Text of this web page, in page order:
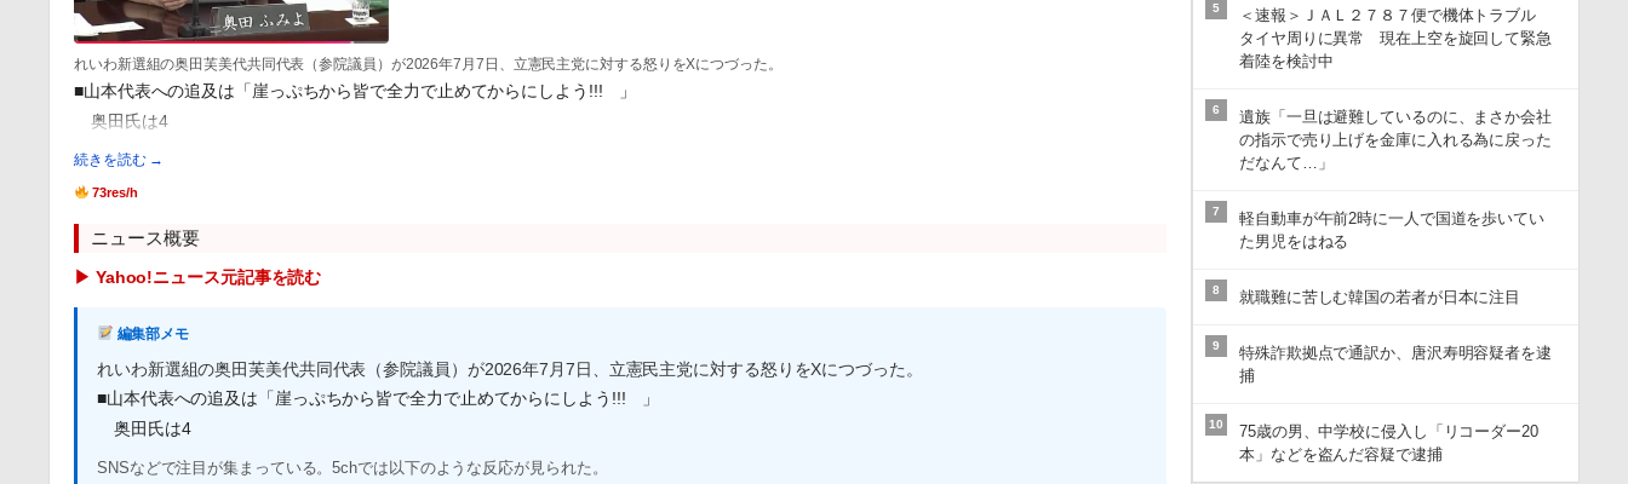
れいわ新選組の奥田芙美代共同代表（参院議員）が2026年7月7日、立憲民主党に対する怒りをXにつづった。
■山本代表への追及は「崖っぷちから皆で全力で止めてからにしよう!!! 」
奥田氏は4
続きを読む →
73res/h
ニュース概要
▶ Yahoo!ニュース元記事を読む
編集部メモ
れいわ新選組の奥田芙美代共同代表（参院議員）が2026年7月7日、立憲民主党に対する怒りをXにつづった。
■山本代表への追及は「崖っぷちから皆で全力で止めてからにしよう!!! 」
奥田氏は4
SNSなどで注目が集まっている。5chでは以下のような反応が見られた。
5
＜速報＞ＪＡＬ２７８７便で機体トラブル
タイヤ周りに異常 現在上空を旋回して緊急
着陸を検討中
6
遺族「一旦は避難しているのに、まさか会社
の指示で売り上げを金庫に入れる為に戻った
だなんて…」
7
軽自動車が午前2時に一人で国道を歩いてい
た男児をはねる
8 就職難に苦しむ韓国の若者が日本に注目
9
特殊詐欺拠点で通訳か、唐沢寿明容疑者を逮
捕
10
75歳の男、中学校に侵入し「リコーダー20
本」などを盗んだ容疑で逮捕